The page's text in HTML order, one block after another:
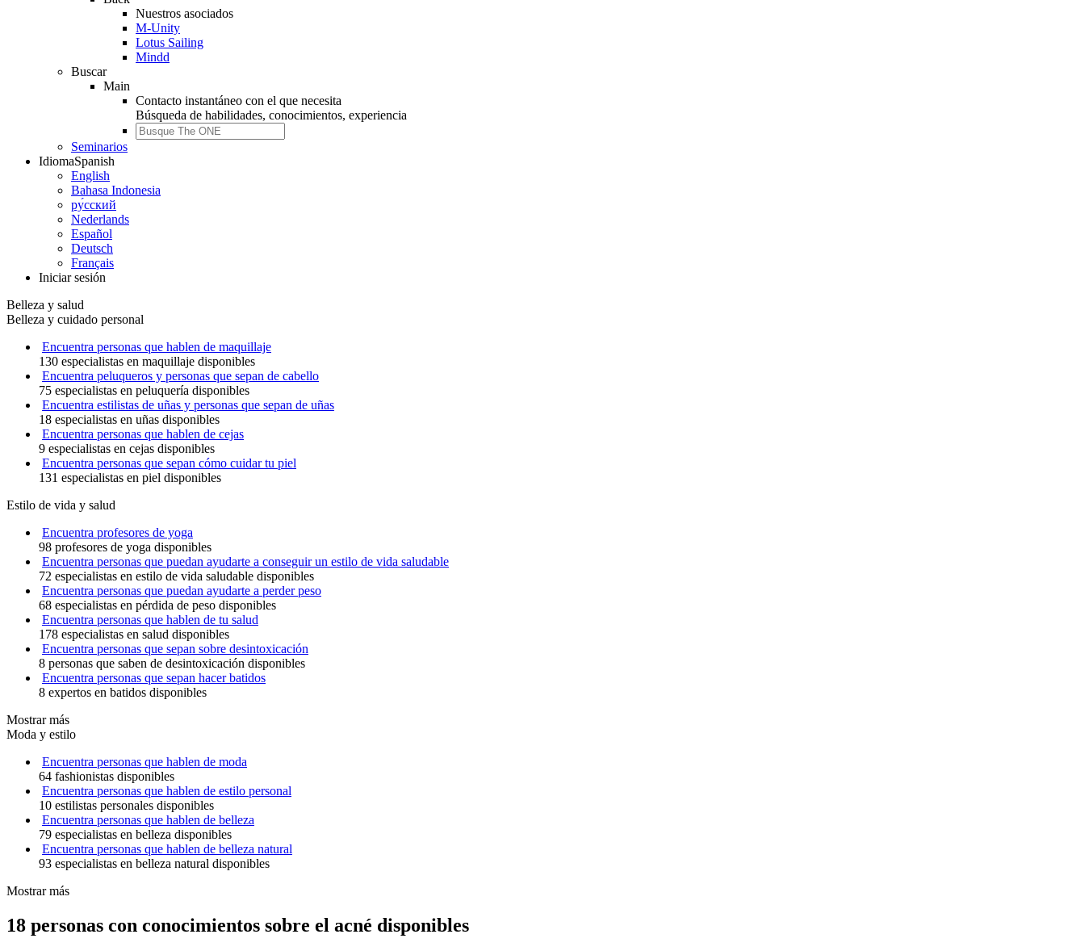
Nuestros asociados
M-Unity
Lotus Sailing
Mindd
Buscar
Main
Contacto instantáneo con el que necesita
Búsqueda de habilidades, conocimientos, experiencia
Seminarios
IdiomaSpanish
English
Bahasa Indonesia
ру́сский
Nederlands
Español
Deutsch
Français
Iniciar sesión
Belleza y salud
Belleza y cuidado personal
Encuentra personas que hablen de maquillaje
130 especialistas en maquillaje disponibles
Encuentra peluqueros y personas que sepan de cabello
75 especialistas en peluquería disponibles
Encuentra estilistas de uñas y personas que sepan de uñas
18 especialistas en uñas disponibles
Encuentra personas que hablen de cejas
9 especialistas en cejas disponibles
Encuentra personas que sepan cómo cuidar tu piel
131 especialistas en piel disponibles
Estilo de vida y salud
Encuentra profesores de yoga
98 profesores de yoga disponibles
Encuentra personas que puedan ayudarte a conseguir un estilo de vida saludable
72 especialistas en estilo de vida saludable disponibles
Encuentra personas que puedan ayudarte a perder peso
68 especialistas en pérdida de peso disponibles
Encuentra personas que hablen de tu salud
178 especialistas en salud disponibles
Encuentra personas que sepan sobre desintoxicación
8 personas que saben de desintoxicación disponibles
Encuentra personas que sepan hacer batidos
8 expertos en batidos disponibles
Mostrar más
Moda y estilo
Encuentra personas que hablen de moda
64 fashionistas disponibles
Encuentra personas que hablen de estilo personal
10 estilistas personales disponibles
Encuentra personas que hablen de belleza
79 especialistas en belleza disponibles
Encuentra personas que hablen de belleza natural
93 especialistas en belleza natural disponibles
Mostrar más
18 personas con conocimientos sobre el acné disponibles